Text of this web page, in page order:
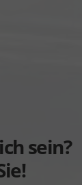
sein?